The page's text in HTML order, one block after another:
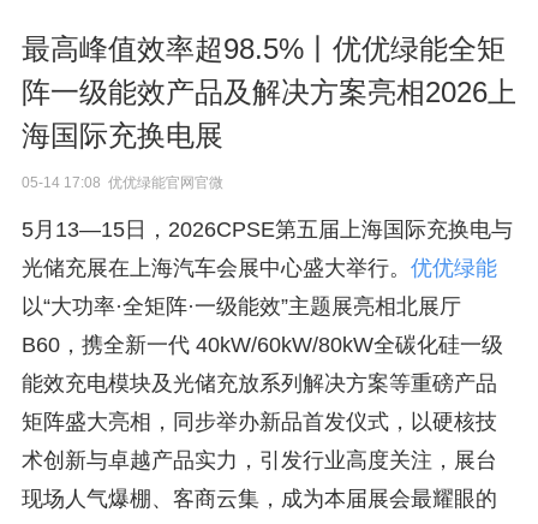
最高峰值效率超98.5%丨优优绿能全矩
阵一级能效产品及解决方案亮相2026上
海国际充换电展
05-14 17:08 优优绿能官网官微
5月13—15日 ，2026CPSE第五届上海国际充换电与
光储充展在上海汽车会展中心盛大举行。 优优绿能
以“大功率·全矩阵·一级能效”主题展亮相北展厅
B60，携全新一代 40kW/60kW/80kW全碳化硅一级
能效充电模块及光储充放系列解决方案等重磅产品
矩阵盛大亮相，同步举办新品首发仪式，以硬核技
术创新与卓越产品实力，引发行业高度关注 ，展台
现场人气爆棚、客商云集，成为本届展会最耀眼的